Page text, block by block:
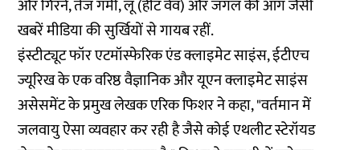
और गिरने, तेज गर्मी, लू (हीट वेव) और जंगल की आग जैसी
खबरें मीडिया की सुर्खियों से गायब रहीं.
इंस्टीट्यूट फॉर एटमॉस्फेरिक एंड क्लाइमेट साइंस, ईटीएच
ज्यूरिख के एक वरिष्ठ वैज्ञानिक और यूएन क्लाइमेट साइंस
असेसमेंट के प्रमुख लेखक एरिक फिशर ने कहा, "वर्तमान में
जलवायु ऐसा व्यवहार कर रही है जैसे कोई एथलीट स्टेरॉयड